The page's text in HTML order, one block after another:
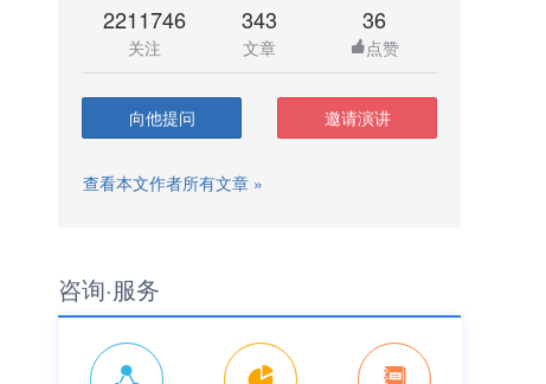
2211746
关注
343
文章
36
点赞
向他提问 邀请演讲
查看本文作者所有文章 »
咨询·服务